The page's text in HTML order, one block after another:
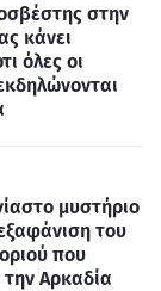
στην
κάνει
όλες οι
μυστήριο
του
που
Αρκαδία